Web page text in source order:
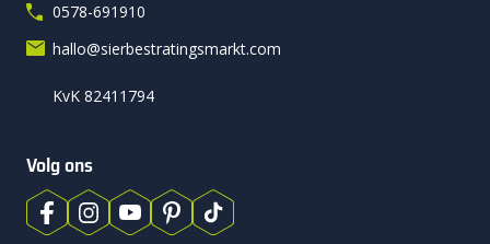
0578-691910
hallo@sierbestratingsmarkt.com
KvK 82411794
Volg ons